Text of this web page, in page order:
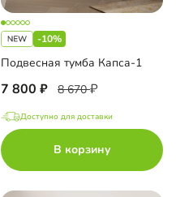
-10%
Подвесная тумба Капса-1
7 800 8 670
Доступно для доставки
В корзину